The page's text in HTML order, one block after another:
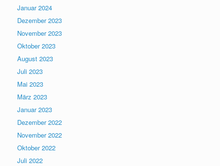
Januar 2024
Dezember 2023
November 2023
Oktober 2023
August 2023
Juli 2023
Mai 2023
März 2023
Januar 2023
Dezember 2022
November 2022
Oktober 2022
Juli 2022